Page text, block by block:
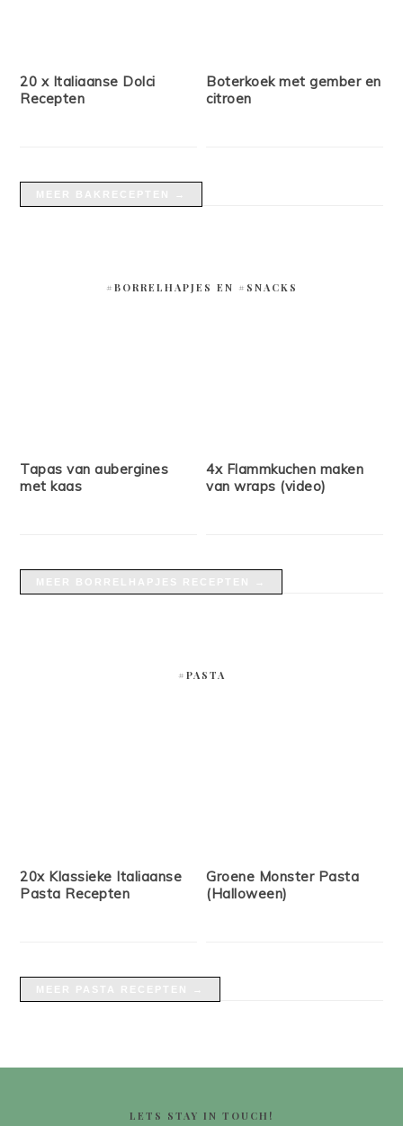
20 x Italiaanse Dolci
Recepten
Boterkoek met gember en
citroen
#BORRELHAPJES EN #SNACKS
Tapas van aubergines
met kaas
4x Flammkuchen maken
van wraps (video)
#PASTA
20x Klassieke Italiaanse
Pasta Recepten
Groene Monster Pasta
(Halloween)
LETS STAY IN TOUCH!